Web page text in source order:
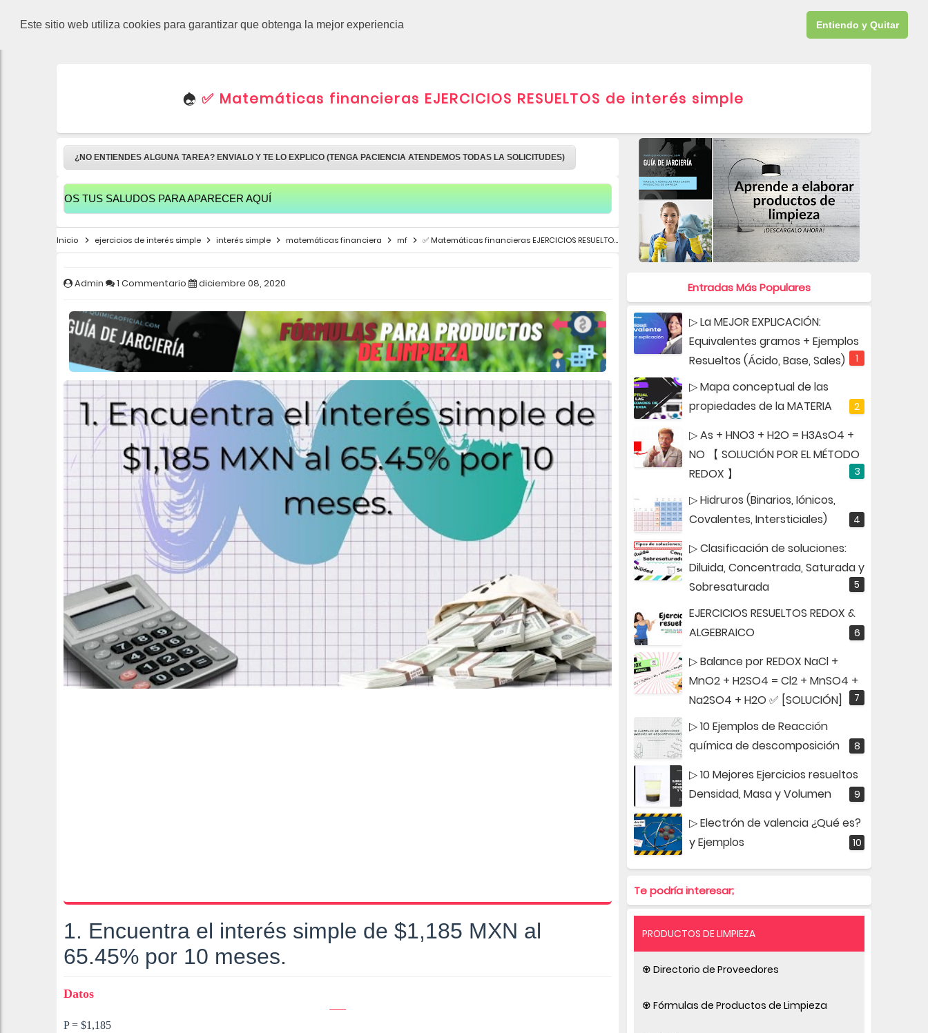
Este sitio web utiliza cookies para garantizar que obtenga la mejor experiencia Entiendo y Quitar
CURSO JARCERÍA
✅ Matemáticas financieras EJERCICIOS RESUELTOS de interés simple
¿NO ENTIENDES ALGUNA TAREA? ENVIALO Y TE LO EXPLICO (TENGA PACIENCIA ATENDEMOS TODAS LA SOLICITUDES)
TUS SALUDOS PARA APARECER AQUÍ
Inicio ejercicios de interés simple interés simple matemáticas financiera mf ✅ Matemáticas financieras EJERCICIOS RESUELTOS de interés simple
Admin 1 Commentario diciembre 08, 2020
1. Encuentra el interés simple de $1,185 MXN al
65.45% por 10 meses.
Datos
P = $1,185
Entradas Más Populares
▷ La MEJOR EXPLICACIÓN:
Equivalentes gramos + Ejemplos
Resueltos (Ácido, Base, Sales)
▷ Mapa conceptual de las
propiedades de la MATERIA
▷ As + HNO3 + H2O = H3AsO4 +
NO 【 SOLUCIÓN POR EL MÉTODO
REDOX 】
▷ Hidruros (Binarios, Iónicos,
Covalentes, Intersticiales)
▷ Clasificación de soluciones:
Diluida, Concentrada, Saturada y
Sobresaturada
EJERCICIOS RESUELTOS REDOX &
ALGEBRAICO
▷ Balance por REDOX NaCl +
MnO2 + H2SO4 = Cl2 + MnSO4 +
Na2SO4 + H2O ✅ [SOLUCIÓN]
▷ 10 Ejemplos de Reacción
química de descomposición
▷ 10 Mejores Ejercicios resueltos
Densidad, Masa y Volumen
▷ Electrón de valencia ¿Qué es?
y Ejemplos
Te podría interesar;
PRODUCTOS DE LIMPIEZA
♼ Directorio de Proveedores
♼ Fórmulas de Productos de Limpieza